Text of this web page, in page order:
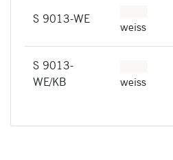
S 9013-WE
weiss
S 9013-
WE/KB
weiss